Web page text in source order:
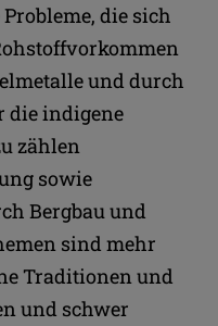
die sich
und durch
die indigene
zählen
sowie
Bergbau und
sind mehr
Traditionen und
und schwer